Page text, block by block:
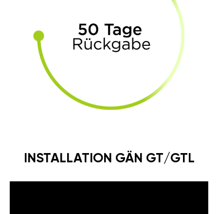
INSTALLATION GÄN GT/GTL